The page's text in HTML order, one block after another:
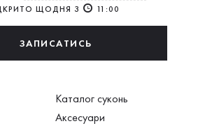
ЩОДНЯ З
11:00
ЗАПИСАТИСЬ
Каталог суконь
Аксесуари